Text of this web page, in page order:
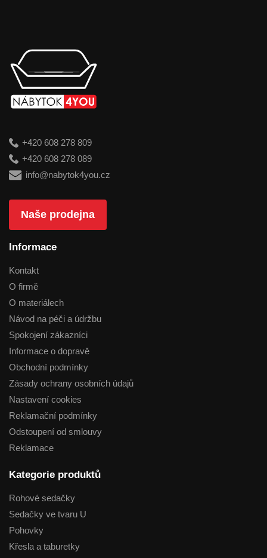
+420 608 278 809
+420 608 278 089
info@nabytok4you.cz
Naše prodejna
Informace
Kontakt
O firmě
O materiálech
Návod na péči a údržbu
Spokojení zákazníci
Informace o dopravě
Obchodní podmínky
Zásady ochrany osobních údajů
Nastavení cookies
Reklamační podmínky
Odstoupení od smlouvy
Reklamace
Kategorie produktů
Rohové sedačky
Sedačky ve tvaru U
Pohovky
Křesla a taburetky